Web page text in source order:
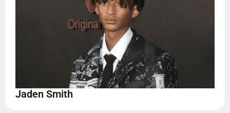
Jaden Smith